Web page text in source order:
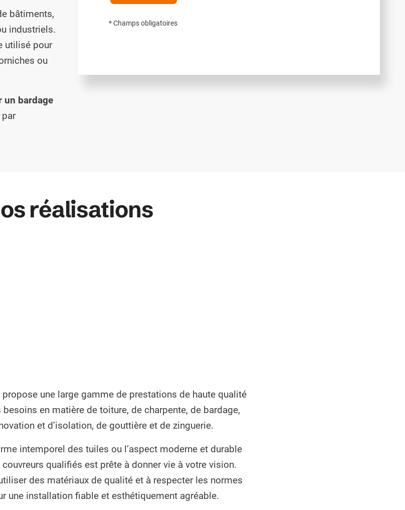
bâtiments,
industriels.
utilisé pour
ou
un bardage
par
* Champs obligatoires
réalisations
une large gamme de prestations de haute qualité
en matière de toiture, de charpente, de bardage,
et d’isolation, de gouttière et de zinguerie.
intemporel des tuiles ou l’aspect moderne et durable
qualifiés est prête à donner vie à votre vision.
des matériaux de qualité et à respecter les normes
une installation fiable et esthétiquement agréable.